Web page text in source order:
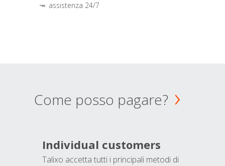
assistenza 24/7
Come posso pagare?
Individual customers
Talixo accetta tutti i principali metodi di